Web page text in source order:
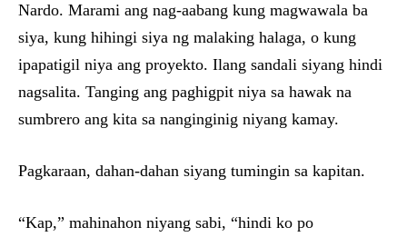
Nardo. Marami ang nag-aabang kung magwawala ba
siya, kung hihingi siya ng malaking halaga, o kung
ipapatigil niya ang proyekto. Ilang sandali siyang hindi
nagsalita. Tanging ang paghigpit niya sa hawak na
sumbrero ang kita sa nanginginig niyang kamay.
Pagkaraan, dahan-dahan siyang tumingin sa kapitan.
“Kap,” mahinahon niyang sabi, “hindi ko po